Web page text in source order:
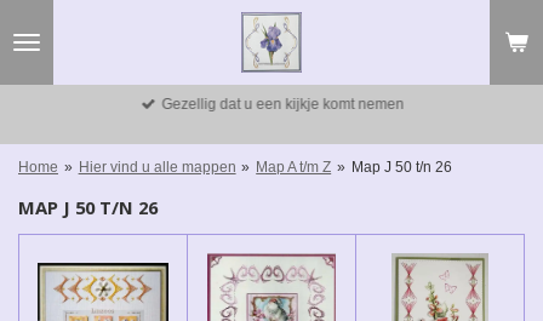
direct
Gezellig dat u een kijkje komt nemen
Home » Hier vind u alle mappen » Map A t/m Z » Map J 50 t/n 26
MAP J 50 T/N 26